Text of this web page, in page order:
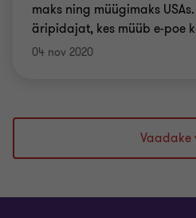
maks ning müügimaks
äripidajat, kes müüb e-poe
04 nov 2020
Vaadake